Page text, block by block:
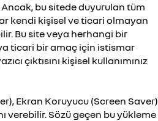
Ancak, bu sitede duyurulan tüm
kendi kişisel ve ticari olmayan
Bu site veya herhangi bir
ticari bir amaç için istismar
çıktısını kişisel kullanımınız
Ekran Koruyucu (Screen Saver)
verebilir. Sözü geçen bu yükleme